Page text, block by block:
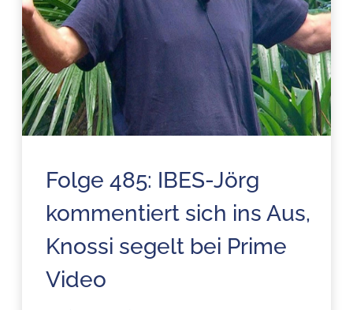
Folge 485: IBES-Jörg
kommentiert sich ins Aus,
Knossi segelt bei Prime
Video